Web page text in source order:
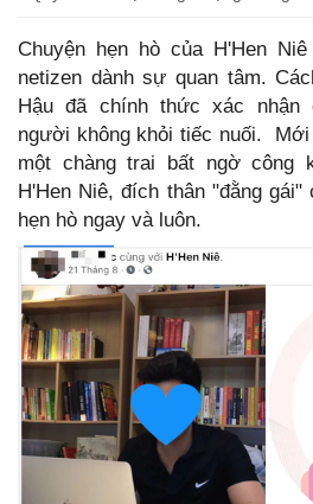
Chuyện hẹn hò của H'Hen
netizen dành sự quan tâm.
Hậu đã chính thức xác nhận
người không khỏi tiếc nuối. Mới
một chàng trai bất ngờ công
H'Hen Niê, đích thân "đằng
hẹn hò ngay và luôn.